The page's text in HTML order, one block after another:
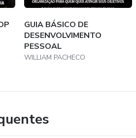
GUIA BÁSICO DE
DESENVOLVIMENTO
PESSOAL
WILLIAM PACHECO